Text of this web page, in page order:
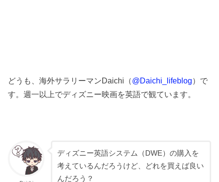
どうも、海外サラリーマンDaichi（@Daichi_lifeblog）で
す。週一以上でディズニー映画を英語で観ています。
ディズニー英語システム（DWE）の購入を
考えているんだろうけど、どれを買えば良い
んだろう？